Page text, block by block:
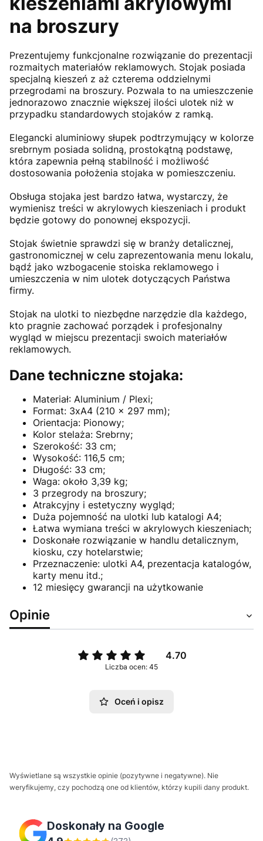
na broszury
Prezentujemy funkcjonalne rozwiązanie do prezentacji
rozmaitych materiałów reklamowych. Stojak posiada
specjalną kieszeń z aż czterema oddzielnymi
przegrodami na broszury. Pozwala to na umieszczenie
jednorazowo znacznie większej ilości ulotek niż w
przypadku standardowych stojaków z ramką.
Elegancki aluminiowy słupek podtrzymujący w kolorze
srebrnym posiada solidną, prostokątną podstawę,
która zapewnia pełną stabilność i możliwość
dostosowania położenia stojaka w pomieszczeniu.
Obsługa stojaka jest bardzo łatwa, wystarczy, że
wymienisz treści w akrylowych kieszeniach i produkt
będzie gotowy do ponownej ekspozycji.
Stojak świetnie sprawdzi się w branży detalicznej,
gastronomicznej w celu zaprezentowania menu lokalu,
bądź jako wzbogacenie stoiska reklamowego i
umieszczenia w nim ulotek dotyczących Państwa
firmy.
Stojak na ulotki to niezbędne narzędzie dla każdego,
kto pragnie zachować porządek i profesjonalny
wygląd w miejscu prezentacji swoich materiałów
reklamowych.
Dane techniczne stojaka:
Materiał: Aluminium / Plexi;
Format: 3xA4 (210 x 297 mm);
Orientacja: Pionowy;
Kolor stelaża: Srebrny;
Szerokość: 33 cm;
Wysokość: 116,5 cm;
Długość: 33 cm;
Waga: około 3,39 kg;
3 przegrody na broszury;
Atrakcyjny i estetyczny wygląd;
Duża pojemność na ulotki lub katalogi A4;
Łatwa wymiana treści w akrylowych kieszeniach;
Doskonałe rozwiązanie w handlu detalicznym,
kiosku, czy hotelarstwie;
Przeznaczenie: ulotki A4, prezentacja katalogów,
karty menu itd.;
12 miesięcy gwarancji na użytkowanie
Opinie
4.70
Liczba ocen: 45
Oceń i opisz
Wyświetlane są wszystkie opinie (pozytywne i negatywne). Nie
weryfikujemy, czy pochodzą one od klientów, którzy kupili dany produkt.